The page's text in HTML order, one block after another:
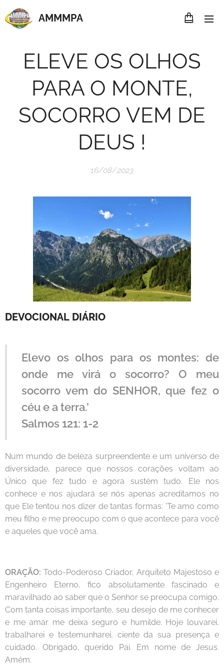
AMMMPA
ELEVE OS OLHOS
PARA O MONTE,
SOCORRO VEM DE
DEUS !
16/08/2023
DEVOCIONAL DIÁRIO
Elevo os olhos para os montes: de
onde me virá o socorro? O meu
socorro vem do SENHOR, que fez o
céu e a terra.'
Salmos 121: 1-2
Num mundo de beleza surpreendente e um universo de
diversidade, parece que nossos corações voltam ao
Único que fez tudo e agora sustém tudo. Ele nos
conhece e nos ajudará se nós apenas acreditamos no
que Ele tentou nos dizer de tantas formas: 'Te amo como
meu filho e me preocupo com o que acontece para você
e aqueles que você ama.
ORAÇÃO: Todo-Poderoso Criador, Arquiteto Majestoso e
Engenheiro Eterno, fico absolutamente fascinado e
maravilhado ao saber que o Senhor se preocupa comigo.
Com tanta coisas importante, seu desejo de me conhecer
e me amar me deixa seguro e humilde. Hoje louvarei,
trabalharei e testemunharei, ciente da sua presença e
cuidado. Obrigado, querido Pai. Em nome de Jesus.
Amém.